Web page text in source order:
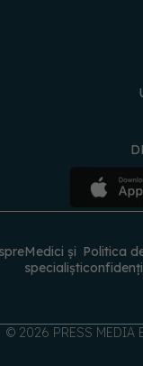
Medici și Politica
© 2026 PRESS MEDIA